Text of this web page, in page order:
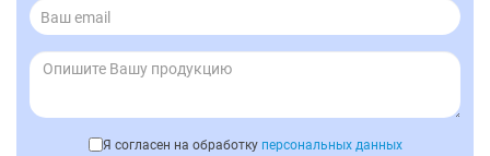
Я согласен на обработку персональных данных